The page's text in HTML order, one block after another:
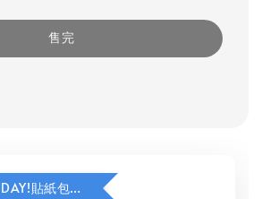
售完
HAVE A BOOK DAY!貼紙包加價購